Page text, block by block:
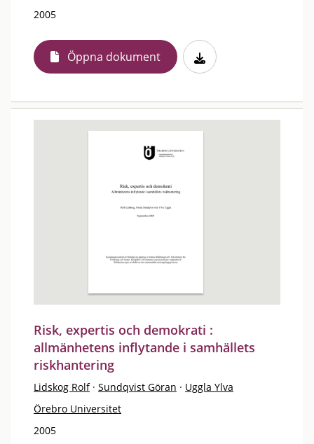
2005
Öppna dokument
Risk, expertis och demokrati :
allmänhetens inflytande i samhällets
riskhantering
Lidskog Rolf · Sundqvist Göran · Uggla Ylva
Örebro Universitet
2005